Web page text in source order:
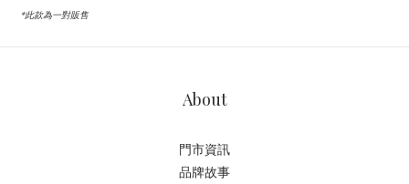
*此款為一對販售
About
門市資訊
品牌故事